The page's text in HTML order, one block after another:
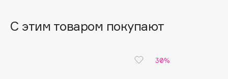
Bebble
С этим товаром покупают
30%